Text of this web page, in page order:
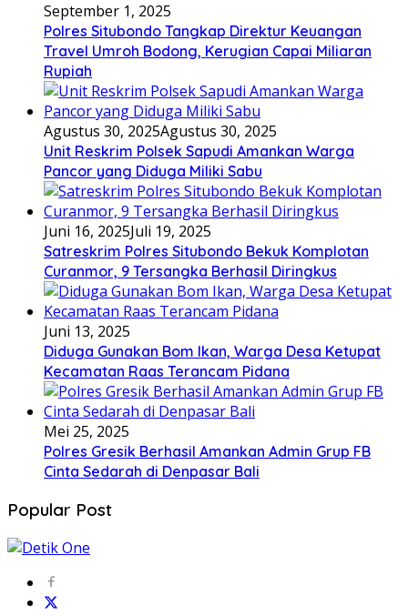
September 1, 2025
Polres Situbondo Tangkap Direktur Keuangan
Travel Umroh Bodong, Kerugian Capai Miliaran
Rupiah
Agustus 30, 2025Agustus 30, 2025
Unit Reskrim Polsek Sapudi Amankan Warga
Pancor yang Diduga Miliki Sabu
Juni 16, 2025Juli 19, 2025
Satreskrim Polres Situbondo Bekuk Komplotan
Curanmor, 9 Tersangka Berhasil Diringkus
Juni 13, 2025
Diduga Gunakan Bom Ikan, Warga Desa Ketupat
Kecamatan Raas Terancam Pidana
Mei 25, 2025
Polres Gresik Berhasil Amankan Admin Grup FB
Cinta Sedarah di Denpasar Bali
Popular Post